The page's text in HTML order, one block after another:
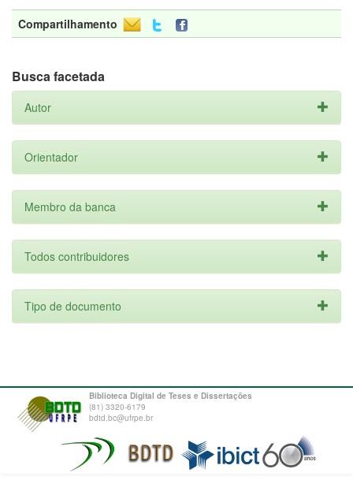
Compartilhamento
Busca facetada
Autor
Orientador
Membro da banca
Todos contribuidores
Tipo de documento
Biblioteca Digital de Teses e Dissertações
(81) 3320-6179
bdtd.bc@ufrpe.br